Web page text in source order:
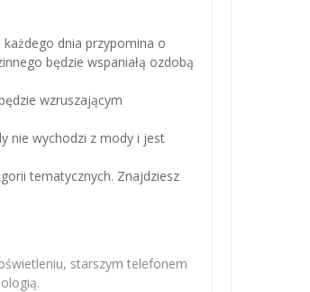
każdego dnia przypomina o
będzie wspaniałą ozdobą
wzruszającym
nie wychodzi z mody i jest
tematycznych. Znajdziesz
starszym telefonem